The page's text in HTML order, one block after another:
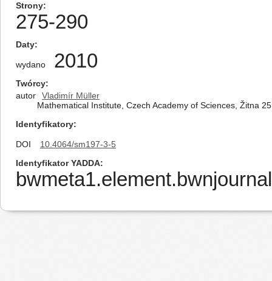
Strony
275-290
Daty
wydano 2010
Twórcy
autor
Vladimír Müller
Mathematical Institute, Czech Academy of Sciences, Žitna
Identyfikatory
DOI
10.4064/sm197-3-5
Identyfikator YADDA